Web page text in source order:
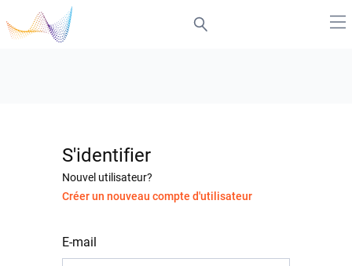
S'identifier
Nouvel utilisateur?
Créer un nouveau compte d'utilisateur
E-mail